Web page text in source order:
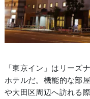
「東京イン」はリーズ
ホテルだ。機能的な部
や大田区周辺へ訪れる